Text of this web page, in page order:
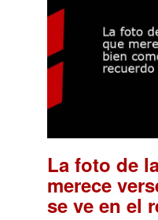
La foto de
merece
se ve en el